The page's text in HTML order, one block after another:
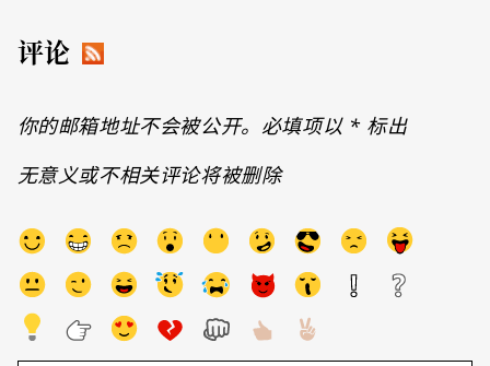
评论
你的邮箱地址不会被公开。必填项以 *标出
无意义或不相关评论将被删除